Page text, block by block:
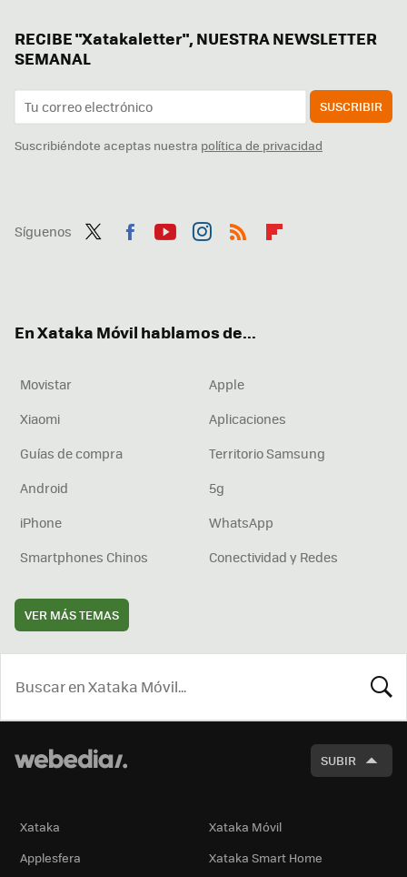
RECIBE "Xatakaletter", NUESTRA NEWSLETTER
SEMANAL
SUSCRIBIR
Suscribiéndote aceptas nuestra política de privacidad
Síguenos
En Xataka Móvil hablamos de...
Movistar
Apple
Xiaomi
Aplicaciones
Guías de compra
Territorio Samsung
Android
5g
iPhone
WhatsApp
Smartphones Chinos
Conectividad y Redes
VER MÁS TEMAS
SUBIR
Xataka
Xataka Móvil
Applesfera
Xataka Smart Home